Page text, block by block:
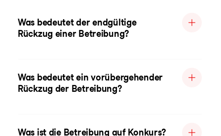
Was bedeutet der endgültige
Rückzug einer Betreibung?
Was bedeutet ein vorübergehender
Rückzug der Betreibung?
Was ist die Betreibung auf Konkurs?